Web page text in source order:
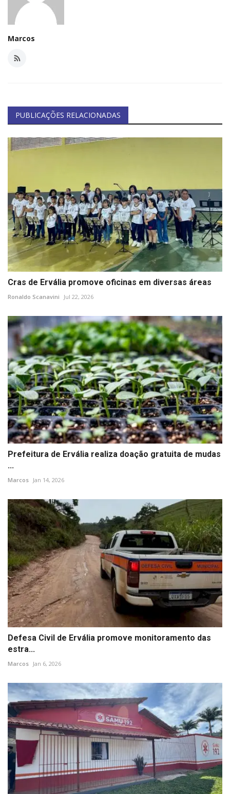
Marcos
PUBLICAÇÕES RELACIONADAS
Cras de Ervália promove oficinas em diversas áreas
Ronaldo Scanavini Jul 22, 2026
Prefeitura de Ervália realiza doação gratuita de mudas
...
Marcos Jan 14, 2026
Defesa Civil de Ervália promove monitoramento das
estra...
Marcos Jan 6, 2026